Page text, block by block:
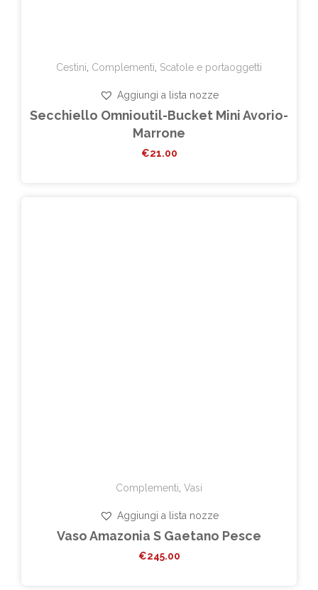
Cestini, Complementi, Scatole e portaoggetti
Aggiungi a lista nozze
Secchiello Omnioutil-Bucket Mini Avorio-
Marrone
€21.00
Complementi, Vasi
Aggiungi a lista nozze
Vaso Amazonia S Gaetano Pesce
€245.00